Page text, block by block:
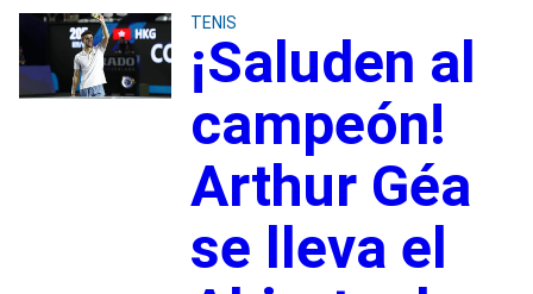
TENIS
¡Saluden al
campeón!
Arthur Géa
se lleva el